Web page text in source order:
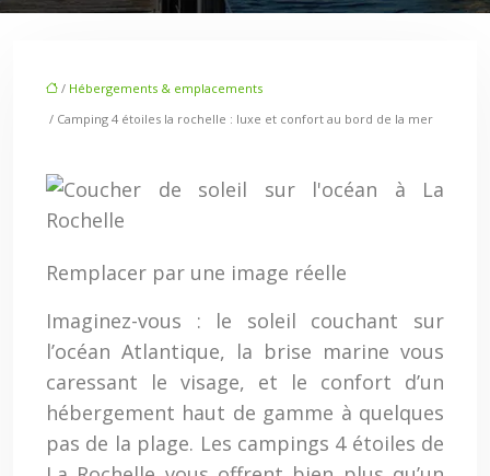
/ Hébergements & emplacements
/ Camping 4 étoiles la rochelle : luxe et confort au bord de la mer
Remplacer par une image réelle
Imaginez-vous : le soleil couchant sur
l’océan Atlantique, la brise marine vous
caressant le visage, et le confort d’un
hébergement haut de gamme à quelques
pas de la plage. Les campings 4 étoiles de